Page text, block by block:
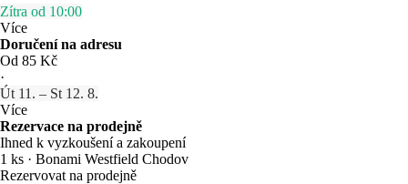
Zítra od 10:00
Více
Doručení na adresu
Od 85 Kč
·
Út 11. – St 12. 8.
Více
Rezervace na prodejně
Ihned k vyzkoušení a zakoupení
1 ks · Bonami Westfield Chodov
Rezervovat na prodejně